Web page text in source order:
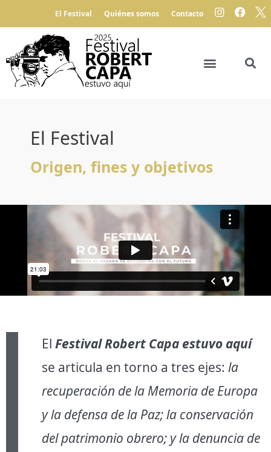
El Festival Quiénes somos Contacto
El Festival
Origen, fines y objetivos
El Festival Robert Capa estuvo aquí
se articula en torno a tres ejes: la
recuperación de la Memoria de Europa
y la defensa de la Paz; la conservación
del patrimonio obrero; y la denuncia de